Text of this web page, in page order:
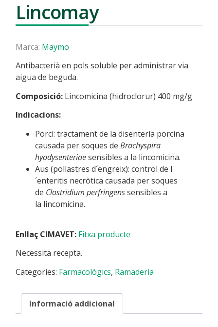
Lincomay
Marca: Maymo
Antibacterià en pols soluble per administrar via
aigua de beguda.
Composició: Lincomicina (hidroclorur) 400 mg/g
Indicacions:
Porcí: tractament de la disentería porcina
causada per soques de Brachyspira
hyodysenteriaesensibles a la lincomicina.
Aus (pollastres d´engreix): control de l
´enteritis necròtica causada per soques
de Clostridium perfringenssensibles a
la lincomicina.
Enllaç CIMAVET: Fitxa producte
Necessita recepta.
Categories: Farmacològics, Ramaderia
Informació addicional